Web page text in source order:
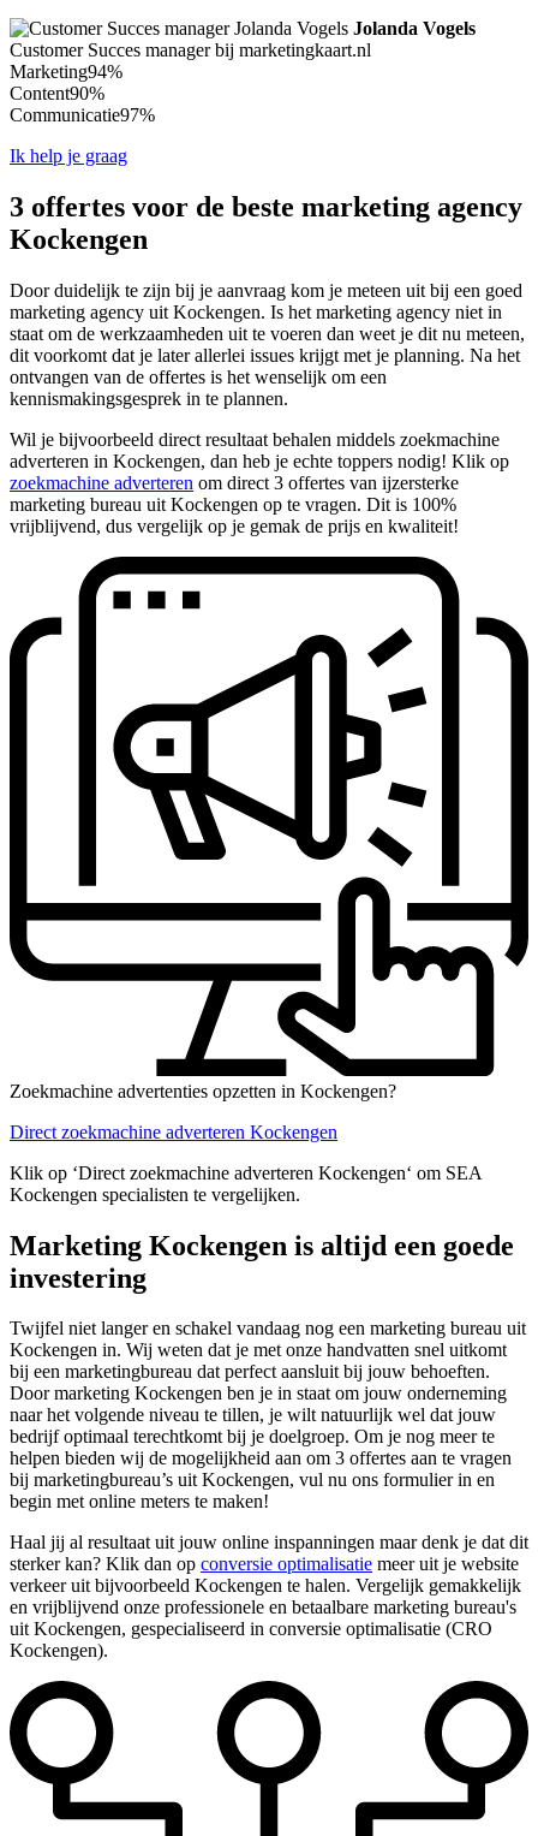
Jolanda Vogels
Customer Succes manager bij marketingkaart.nl
Marketing94%
Content90%
Communicatie97%
Ik help je graag
3 offertes voor de beste marketing agency
Kockengen
Door duidelijk te zijn bij je aanvraag kom je meteen uit bij een goed
marketing agency uit Kockengen. Is het marketing agency niet in
staat om de werkzaamheden uit te voeren dan weet je dit nu meteen,
dit voorkomt dat je later allerlei issues krijgt met je planning. Na het
ontvangen van de offertes is het wenselijk om een
kennismakingsgesprek in te plannen.
Wil je bijvoorbeeld direct resultaat behalen middels zoekmachine
adverteren in Kockengen, dan heb je echte toppers nodig! Klik op
zoekmachine adverteren om direct 3 offertes van ijzersterke
marketing bureau uit Kockengen op te vragen. Dit is 100%
vrijblijvend, dus vergelijk op je gemak de prijs en kwaliteit!
Zoekmachine advertenties opzetten in Kockengen?
Direct zoekmachine adverteren Kockengen
Klik op ‘Direct zoekmachine adverteren Kockengen‘ om SEA
Kockengen specialisten te vergelijken.
Marketing Kockengen is altijd een goede
investering
Twijfel niet langer en schakel vandaag nog een marketing bureau uit
Kockengen in. Wij weten dat je met onze handvatten snel uitkomt
bij een marketingbureau dat perfect aansluit bij jouw behoeften.
Door marketing Kockengen ben je in staat om jouw onderneming
naar het volgende niveau te tillen, je wilt natuurlijk wel dat jouw
bedrijf optimaal terechtkomt bij je doelgroep. Om je nog meer te
helpen bieden wij de mogelijkheid aan om 3 offertes aan te vragen
bij marketingbureau’s uit Kockengen, vul nu ons formulier in en
begin met online meters te maken!
Haal jij al resultaat uit jouw online inspanningen maar denk je dat dit
sterker kan? Klik dan op conversie optimalisatie meer uit je website
verkeer uit bijvoorbeeld Kockengen te halen. Vergelijk gemakkelijk
en vrijblijvend onze professionele en betaalbare marketing bureau's
uit Kockengen, gespecialiseerd in conversie optimalisatie (CRO
Kockengen).